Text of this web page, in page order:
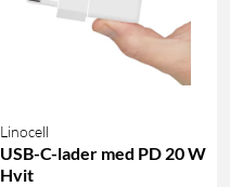
Linocell
USB-C-lader med PD 20 W
Hvit